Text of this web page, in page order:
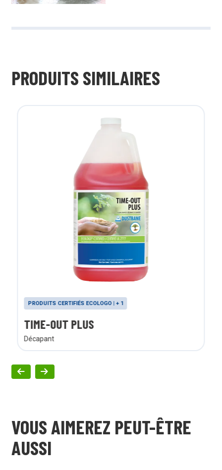
PRODUITS SIMILAIRES
PRODUITS CERTIFIÉS ECOLOGO | + 1
TIME-OUT PLUS
Décapant
VOUS AIMEREZ PEUT-ÊTRE
AUSSI